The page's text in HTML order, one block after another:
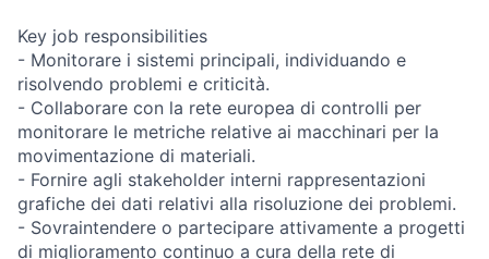
Key job responsibilities
- Monitorare i sistemi principali, individuando e
risolvendo problemi e criticità.
- Collaborare con la rete europea di controlli per
monitorare le metriche relative ai macchinari per la
movimentazione di materiali.
- Fornire agli stakeholder interni rappresentazioni
grafiche dei dati relativi alla risoluzione dei problemi.
- Sovraintendere o partecipare attivamente a progetti
di miglioramento continuo a cura della rete di